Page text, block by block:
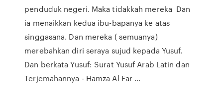
penduduk negeri. Maka tidakkah mereka Dan
ia menaikkan kedua ibu-bapanya ke atas
singgasana. Dan mereka ( semuanya)
merebahkan diri seraya sujud kepada Yusuf.
Dan berkata Yusuf: Surat Yusuf Arab Latin dan
Terjemahannya - Hamza Al Far ...